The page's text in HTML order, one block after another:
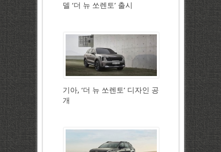
델 ‘더 뉴 쏘렌토’ 출시
기아, ‘더 뉴 쏘렌토’ 디자인 공
개